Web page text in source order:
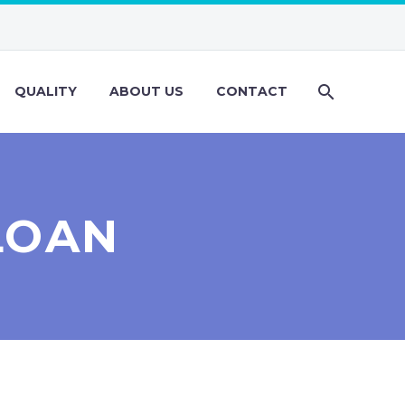
QUALITY ABOUT US CONTACT